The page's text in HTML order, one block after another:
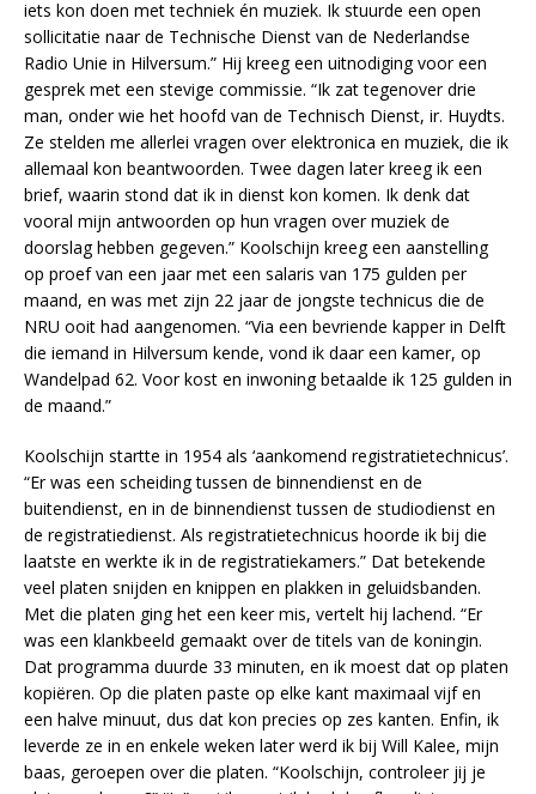
iets kon doen met techniek én muziek. Ik stuurde een open
sollicitatie naar de Technische Dienst van de Nederlandse
Radio Unie in Hilversum.” Hij kreeg een uitnodiging voor een
gesprek met een stevige commissie. “Ik zat tegenover drie
man, onder wie het hoofd van de Technisch Dienst, ir. Huydts.
Ze stelden me allerlei vragen over elektronica en muziek, die ik
allemaal kon beantwoorden. Twee dagen later kreeg ik een
brief, waarin stond dat ik in dienst kon komen. Ik denk dat
vooral mijn antwoorden op hun vragen over muziek de
doorslag hebben gegeven.” Koolschijn kreeg een aanstelling
op proef van een jaar met een salaris van 175 gulden per
maand, en was met zijn 22 jaar de jongste technicus die de
NRU ooit had aangenomen. “Via een bevriende kapper in Delft
die iemand in Hilversum kende, vond ik daar een kamer, op
Wandelpad 62. Voor kost en inwoning betaalde ik 125 gulden in
de maand.”
Koolschijn startte in 1954 als ‘aankomend registratietechnicus’.
“Er was een scheiding tussen de binnendienst en de
buitendienst, en in de binnendienst tussen de studiodienst en
de registratiedienst. Als registratietechnicus hoorde ik bij die
laatste en werkte ik in de registratiekamers.” Dat betekende
veel platen snijden en knippen en plakken in geluidsbanden.
Met die platen ging het een keer mis, vertelt hij lachend. “Er
was een klankbeeld gemaakt over de titels van de koningin.
Dat programma duurde 33 minuten, en ik moest dat op platen
kopiëren. Op die platen paste op elke kant maximaal vijf en
een halve minuut, dus dat kon precies op zes kanten. Enfin, ik
leverde ze in en enkele weken later werd ik bij Will Kalee, mijn
baas, geroepen over die platen. “Koolschijn, controleer jij je